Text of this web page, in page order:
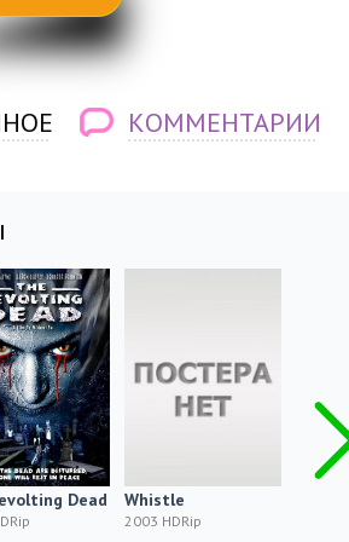
КОММЕНТАРИИ
Dead Whistle
2003 HDRip